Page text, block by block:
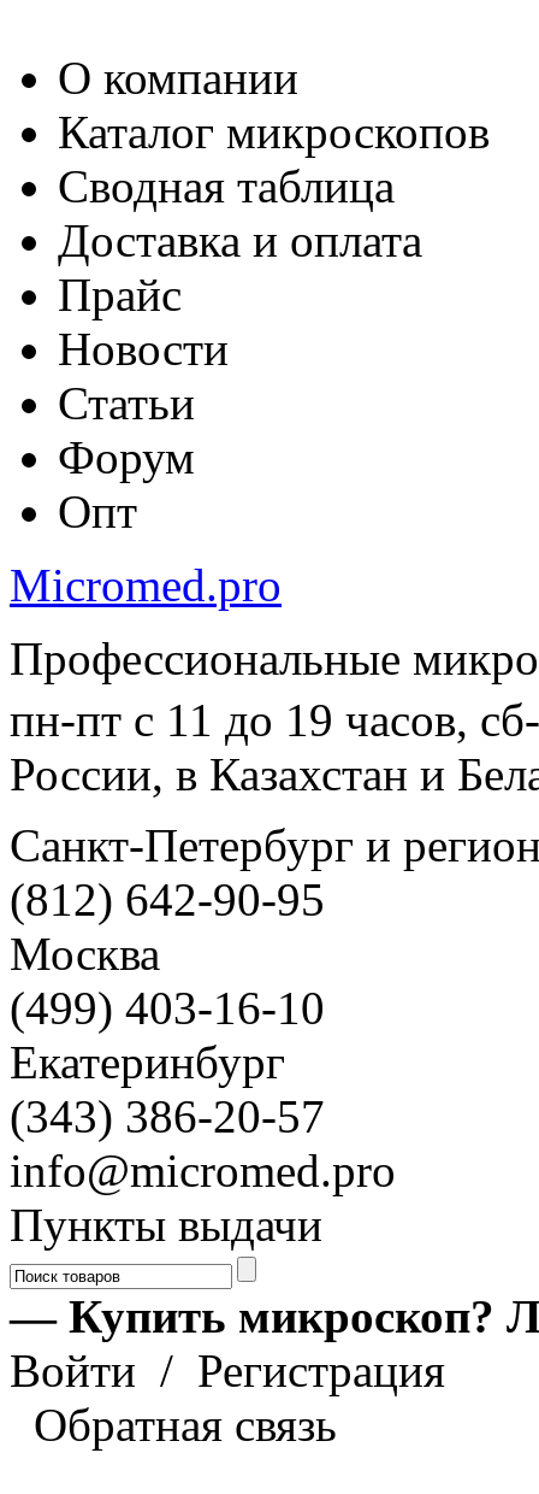
О компании
Каталог микроскопов
Сводная таблица
Доставка и оплата
Прайс
Новости
Статьи
Форум
Опт
Micromed.pro
Профессиональные
пн-пт с 11 до 19 часов,
России, в Казахстан и
Санкт-Петербург и
(812) 642-90-95
Москва
(499) 403-16-10
Екатеринбург
(343) 386-20-57
info@micromed.pro
Пункты выдачи
— Купить микроскоп?
Войти / Регистрация
Обратная связь